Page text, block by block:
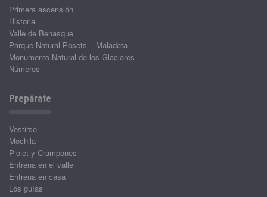
Primera ascensión
Historia
Valle de Benasque
Parque Natural Posets – Maladeta
Monumento Natural de los Glaciares
Números
Prepárate
Vestirse
Mochila
Piolet y Crampones
Entrena en el valle
Entrena en casa
Los guías